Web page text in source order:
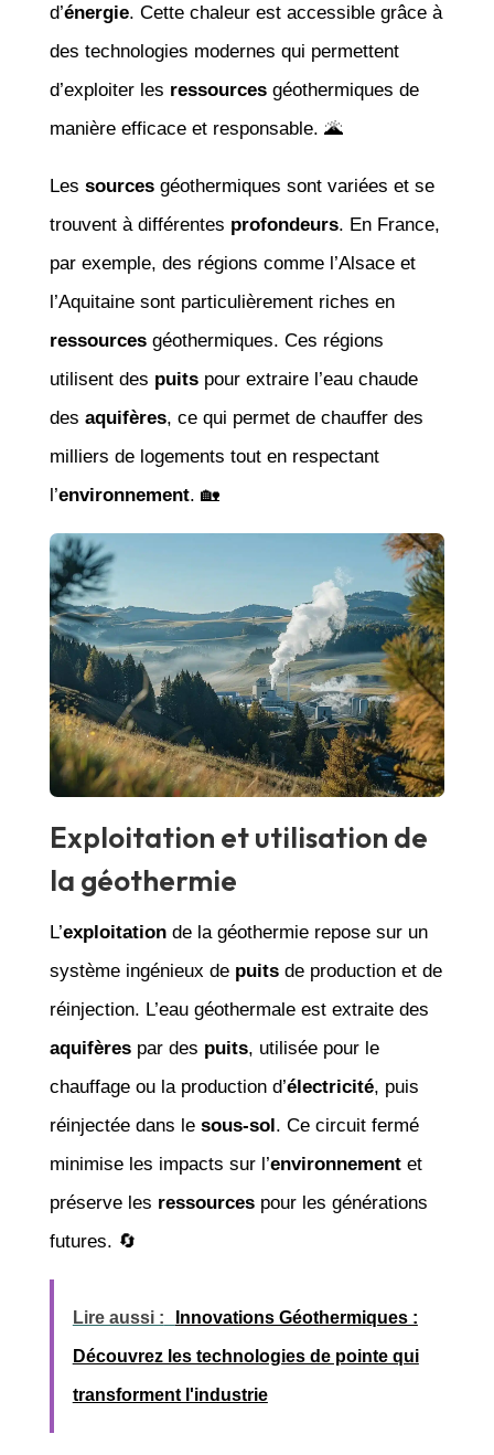
d’énergie. Cette chaleur est accessible grâce à
des technologies modernes qui permettent
d’exploiter les ressourcesgéothermiques de
manière efficace et responsable. 🌋
Les sourcesgéothermiques sont variées et se
trouvent à différentes profondeurs. En France,
par exemple, des régions comme l’Alsace et
l’Aquitaine sont particulièrement riches en
ressourcesgéothermiques. Ces régions
utilisent des puitspour extraire l’eau chaude
des aquifères, ce qui permet de chauffer des
milliers de logements tout en respectant
l’environnement. 🏡
Exploitation et utilisation de
la géothermie
L’exploitationde la géothermie repose sur un
système ingénieux de puitsde production et de
réinjection. L’eau géothermale est extraite des
aquifèrespar des puits, utilisée pour le
chauffage ou la production d’électricité, puis
réinjectée dans le sous-sol. Ce circuit fermé
minimise les impacts sur l’environnementet
préserve les ressourcespour les générations
futures. 🔄
Lire aussi : Innovations Géothermiques :
Découvrez les technologies de pointe qui
transforment l'industrie